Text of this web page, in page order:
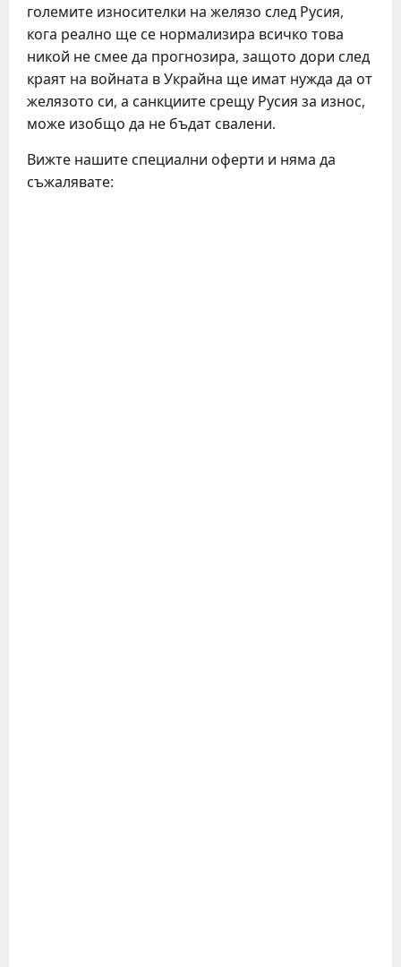
големите износителки на желязо след Русия,
кога реално ще се нормализира всичко това
никой не смее да прогнозира, защото дори след
краят на войната в Украйна ще имат нужда да от
желязото си, а санкциите срещу Русия за износ,
може изобщо да не бъдат свалени.
Вижте нашите специални оферти и няма да
съжалявате: